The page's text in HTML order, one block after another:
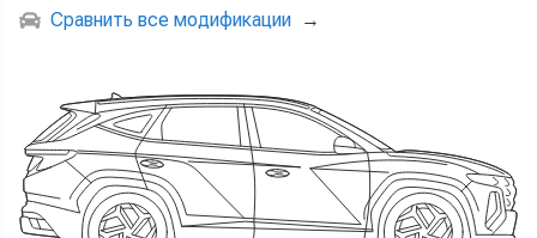
Сравнить все модификации →